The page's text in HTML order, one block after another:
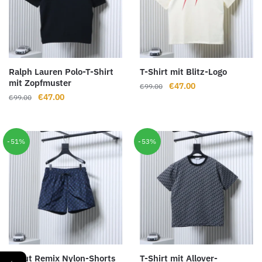
Ralph Lauren Polo-T-Shirt
mit Zopfmuster
€99.00
Ursprünglicher
€99.00
€47.00Aktueller
€47.00.
T-Shirt mit Blitz-Logo
€99.00
Ursprünglicher
€47.00Aktueller
-51%
H Cut Remix Nylon-Shorts
-53%
T-Shirt mit Allover-